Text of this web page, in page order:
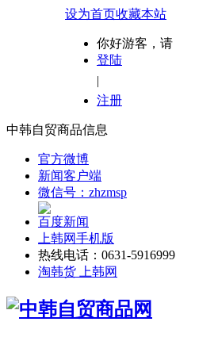
设为首页收藏本站
你好游客，请
登陆
|
注册
中韩自贸商品信息
官方微博
新闻客户端
微信号：zhzmsp
百度新闻
上韩网手机版
热线电话：0631-5916999
淘韩货 上韩网